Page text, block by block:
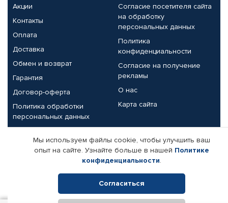
Акции
Контакты
Оплата
Доставка
Обмен и возврат
Гарантия
Договор-оферта
Политика обработки
персональных данных
Согласие посетителя сайта
на обработку
персональных данных
Политика
конфиденциальности
Согласие на получение
рекламы
О нас
Карта сайта
Партнерам
Корпоративным клиентам
Поставщикам
Реквизиты компании
Мы используем файлы cookie, чтобы улучшить ваш
опыт на сайте. Узнайте больше в нашей Политике
конфиденциальности.
Согласиться